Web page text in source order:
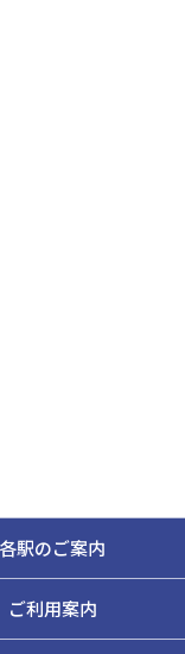
各駅のご案内
ご利用案内